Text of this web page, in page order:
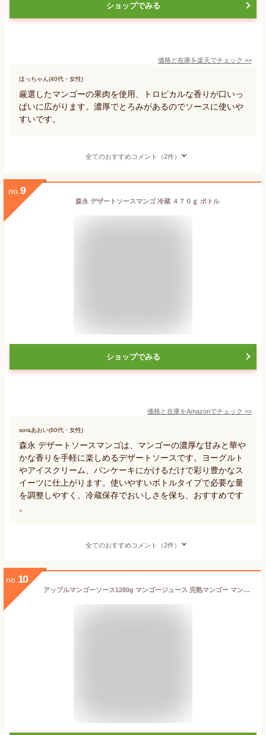
ショップでみる
価格と在庫を楽天でチェック >>
ほっちゃん(40代・女性)
厳選したマンゴーの果肉を使用、トロピカルな香りが口いっ
ぱいに広がります。濃厚でとろみがあるのでソースに使いや
すいです。
全てのおすすめコメント（2件）
no. 9
森永 デザートソースマンゴ 冷蔵 ４７０ｇ ボトル
ショップでみる
価格と在庫をAmazonでチェック >>
soraあおい(60代・女性)
森永 デザートソースマンゴは、マンゴーの濃厚な甘みと華や
かな香りを手軽に楽しめるデザートソースです。ヨーグルト
やアイスクリーム、パンケーキにかけるだけで彩り豊かなス
イーツに仕上がります。使いやすいボトルタイプで必要な量
を調整しやすく、冷蔵保存でおいしさを保ち、おすすめです
。
全てのおすすめコメント（2件）
no. 10
アップルマンゴーソース1280g マンゴージュース 完熟マンゴー マンゴー フレーバーズダリ